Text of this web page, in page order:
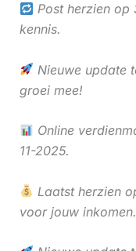
Post herzien op
kennis.
Nieuwe update
groei mee!
Online
11-2025.
Laatst herzien
voor jouw inkomen.